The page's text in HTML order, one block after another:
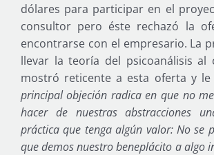
dólares para participar en el
consultor pero éste rechazó la
encontrarse con el empresario. La
llevar la teoría del psicoanálisis al
mostró reticente a esta oferta y
principal objeción radica en que no
hacer de nuestras abstracciones
práctica que tenga algún valor: No se
que demos nuestro beneplácito a algo